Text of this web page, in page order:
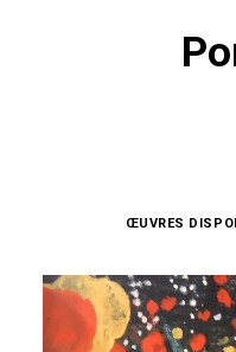
ŒUVRES